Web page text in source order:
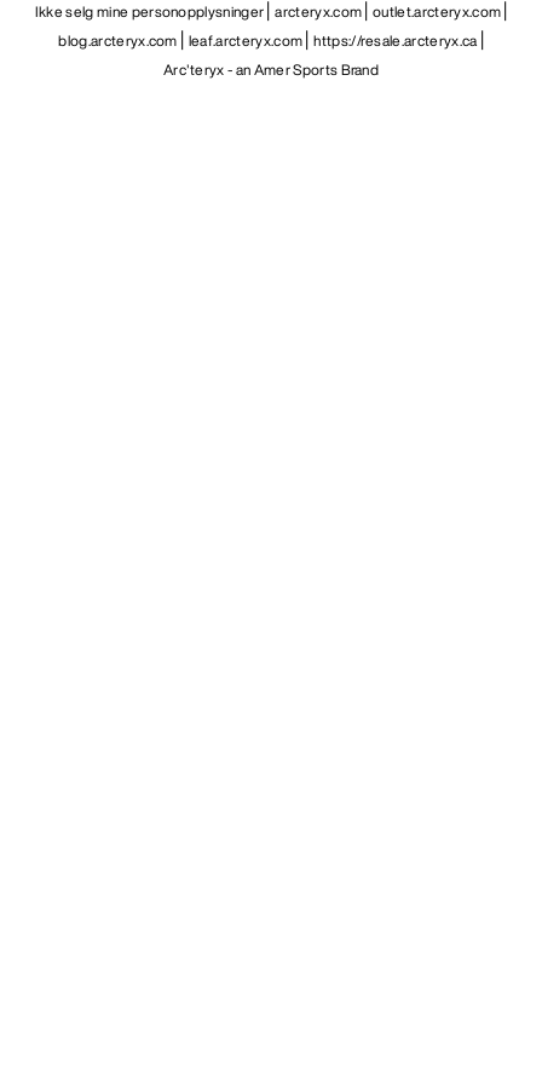
Ikke selg mine personopplysninger arcteryx.com outlet.arcteryx.com
blog.arcteryx.com leaf.arcteryx.com https://resale.arcteryx.ca
Arc'teryx - an Amer Sports Brand